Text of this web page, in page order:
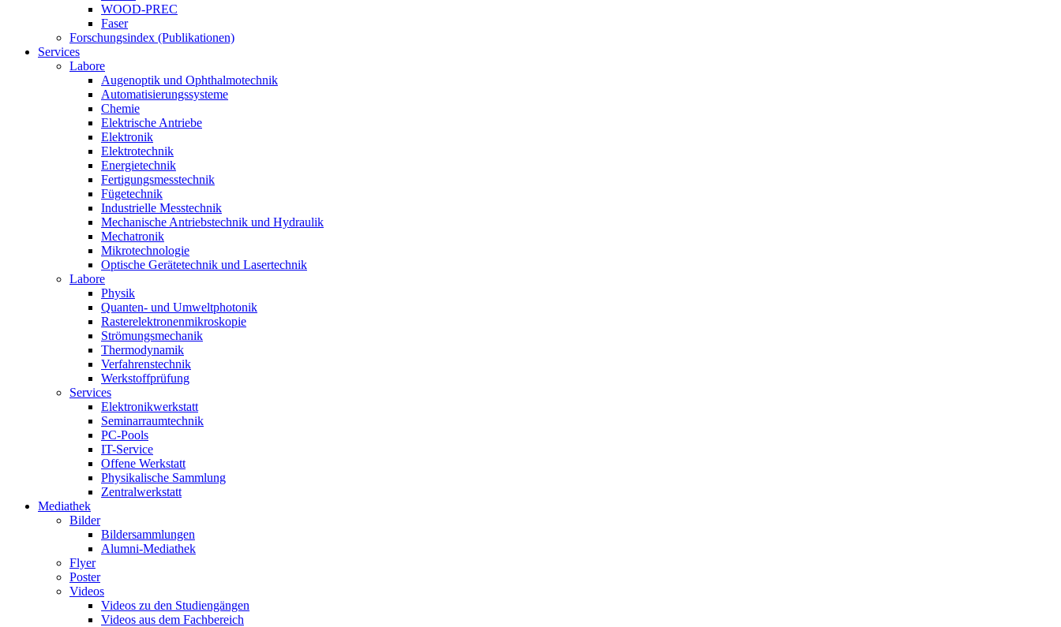
WOOD-PREC
Faser
Forschungsindex (Publikationen)
Services
Labore
Augenoptik und Ophthalmotechnik
Automatisierungssysteme
Chemie
Elektrische Antriebe
Elektronik
Elektrotechnik
Energietechnik
Fertigungsmesstechnik
Fügetechnik
Industrielle Messtechnik
Mechanische Antriebstechnik und Hydraulik
Mechatronik
Mikrotechnologie
Optische Gerätetechnik und Lasertechnik
Labore
Physik
Quanten- und Umweltphotonik
Rasterelektronenmikroskopie
Strömungsmechanik
Thermodynamik
Verfahrenstechnik
Werkstoffprüfung
Services
Elektronikwerkstatt
Seminarraumtechnik
PC-Pools
IT-Service
Offene Werkstatt
Physikalische Sammlung
Zentralwerkstatt
Mediathek
Bilder
Bildersammlungen
Alumni-Mediathek
Flyer
Poster
Videos
Videos zu den Studiengängen
Videos aus dem Fachbereich